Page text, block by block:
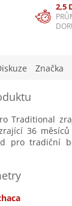
2,5
Značka
Traditional
36
pro tradiční